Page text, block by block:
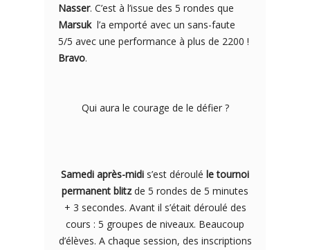
Nasser. C’est à l’issue des 5 rondes que
Marsukl’a emporté avec un sans-faute
5/5 avec une performance à plus de 2200 !
Bravo.
Qui aura le courage de le défier ?
Samedi après-midi s’est déroulé le tournoi
permanent blitzde 5 rondes de 5 minutes
+ 3 secondes. Avant il s’était déroulé des
cours : 5 groupes de niveaux. Beaucoup
d’élèves. A chaque session, des inscriptions